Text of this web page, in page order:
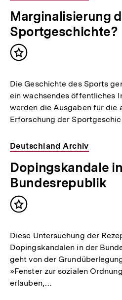
Marginalisierung
Sportgeschichte?
Inhalt
Die Geschichte des Sports
ein wachsendes öffentliches
werden die Ausgaben für die
Erforschung der
Deutschland Archiv
Dopingskandale
Bundesrepublik
Inhalt
Diese Untersuchung der
Dopingskandalen in der
geht von der
»Fenster zur sozialen
erlauben,…